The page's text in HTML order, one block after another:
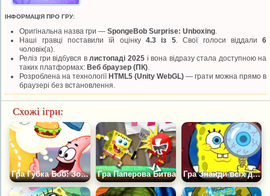
ІНФОРМАЦІЯ ПРО ГРУ:
Оригінальна назва гри —SpongeBob Surprise: Unboxing
Наші гравці поставили їй оцінку4.3 із 5. Свої голоси віддали6
чоловік(а).
Реліз гри відбувся влистопаді 2025і вона відразу стала доступною на
таких платформах:Веб браузер (ПК)
Розроблена на технологіїHTML5 (Unity WebGL) — грати можна прямо в
браузері без встановлення.
Схожі ігри:
Гра Губка Боб: Зобрази і Вгадай Гра Паперова Битва Гра Знайди всіх друзів у Бікіні Боттом